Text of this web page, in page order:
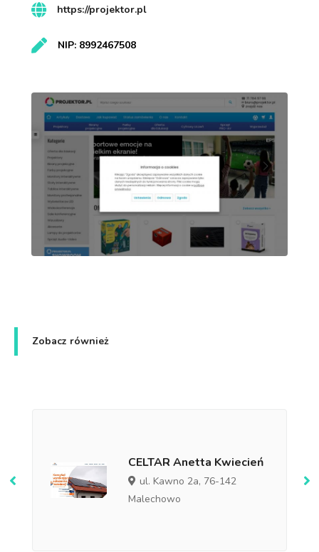
https://projektor.pl
NIP: 8992467508
Zobacz również
CELTAR Anetta Kwiecień
ul. Kawno 2a, 76-142
Malechowo